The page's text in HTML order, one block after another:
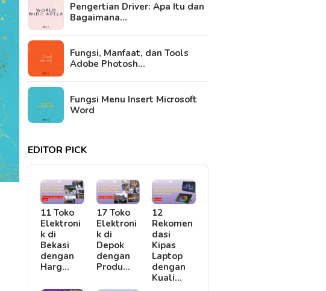
Pengertian Driver: Apa Itu dan
Bagaimana…
Fungsi, Manfaat, dan Tools
Adobe Photosh…
Fungsi Menu Insert Microsoft
Word
EDITOR PICK
11 Toko
Elektroni
k di
Bekasi
dengan
Harg…
17 Toko
Elektroni
k di
Depok
dengan
Produ…
12
Rekomen
dasi
Kipas
Laptop
dengan
Kuali…